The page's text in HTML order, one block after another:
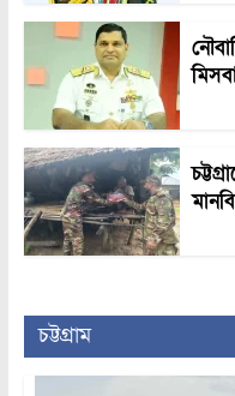
চট্টগ্রাম